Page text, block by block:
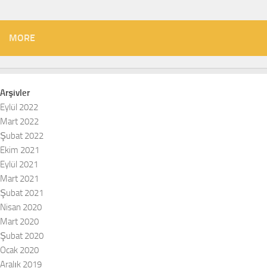
MORE
Arşivler
Eylül 2022
Mart 2022
Şubat 2022
Ekim 2021
Eylül 2021
Mart 2021
Şubat 2021
Nisan 2020
Mart 2020
Şubat 2020
Ocak 2020
Aralık 2019